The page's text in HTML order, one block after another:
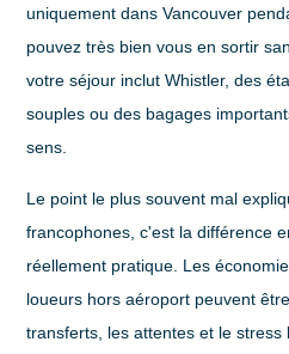
uniquement dans Vancouver
pouvez très bien vous en sortir
votre séjour inclut Whistler, des
souples ou des bagages
sens.
Le point le plus souvent mal
francophones, c'est la différence
réellement pratique . Les
loueurs hors aéroport peuvent
transferts, les attentes et le